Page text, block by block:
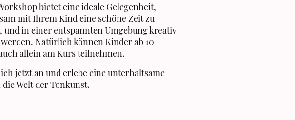
bietet eine ideale Gelegenheit,
mit Ihrem Kind eine schöne Zeit zu
und in einer entspannten Umgebung kreativ
Natürlich können Kinder ab 10
allein am Kurs teilnehmen.
jetzt an und erlebe eine unterhaltsame
die Welt der Tonkunst.